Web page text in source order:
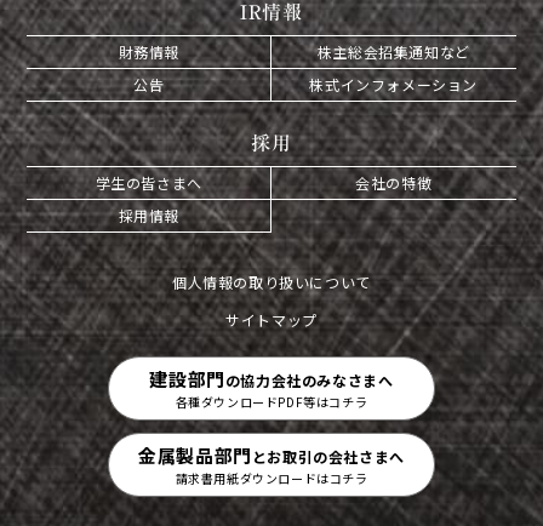
IR情報
財務情報
株主総会招集通知など
公告
株式インフォメーション
採用
学生の皆さまへ
会社の特徴
採用情報
個人情報の取り扱いについて
サイトマップ
建設部門の協力会社のみなさまへ
各種ダウンロードPDF等はコチラ
金属製品部門 とお取引の会社さまへ
請求書用紙ダウンロードはコチラ